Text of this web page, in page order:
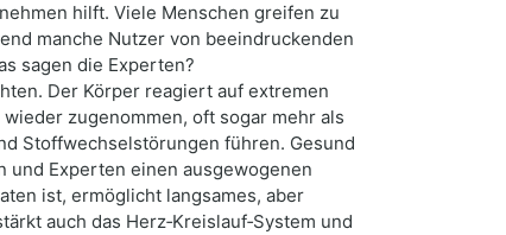
hilft. Viele Menschen greifen zu
manche Nutzer von beeindruckenden
sagen die Experten?
Der Körper reagiert auf extremen
zugenommen, oft sogar mehr als
Stoffwechselstörungen führen. Gesund
und Experten einen ausgewogenen
ist, ermöglicht langsames, aber
auch das Herz‑Kreislauf‑System und